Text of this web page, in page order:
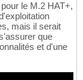
le M.2 HAT+,
mais il serait
que
et d'une